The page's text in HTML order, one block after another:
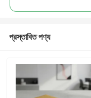
প্রস্তাবিত পণ্য